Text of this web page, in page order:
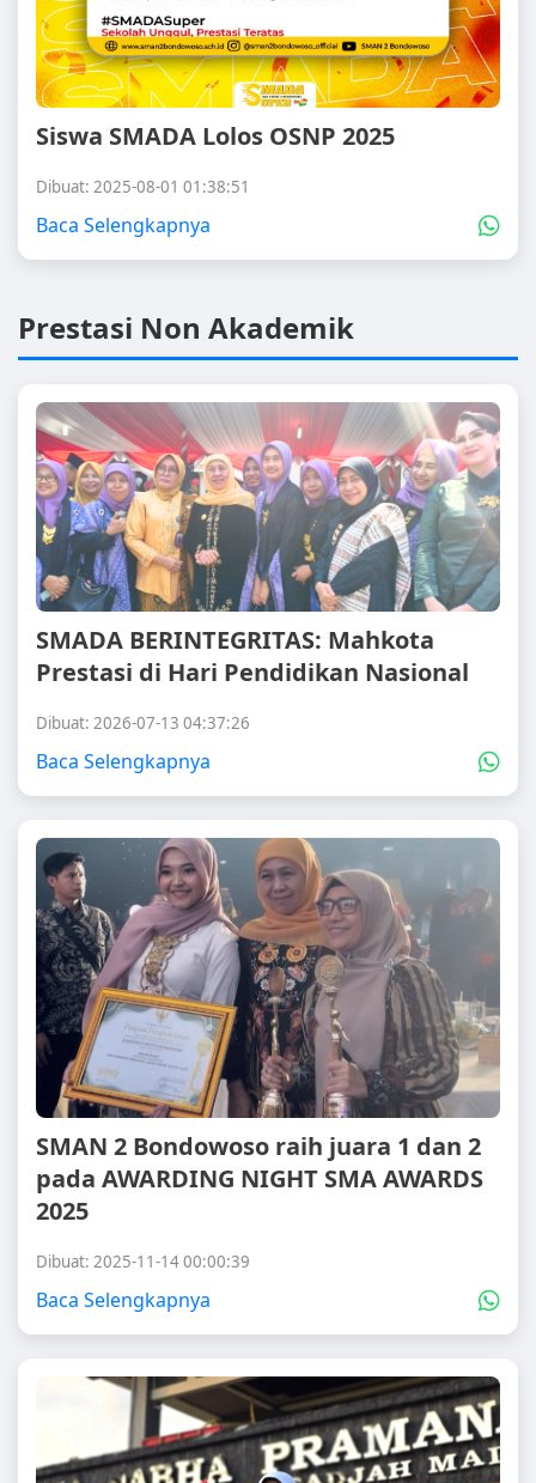
Siswa SMADA Lolos OSNP 2025
Dibuat: 2025-08-01 01:38:51
Baca Selengkapnya
Prestasi Non Akademik
SMADA BERINTEGRITAS: Mahkota
Prestasi di Hari Pendidikan Nasional
Dibuat: 2026-07-13 04:37:26
Baca Selengkapnya
SMAN 2 Bondowoso raih juara 1 dan 2
pada AWARDING NIGHT SMA AWARDS
2025
Dibuat: 2025-11-14 00:00:39
Baca Selengkapnya